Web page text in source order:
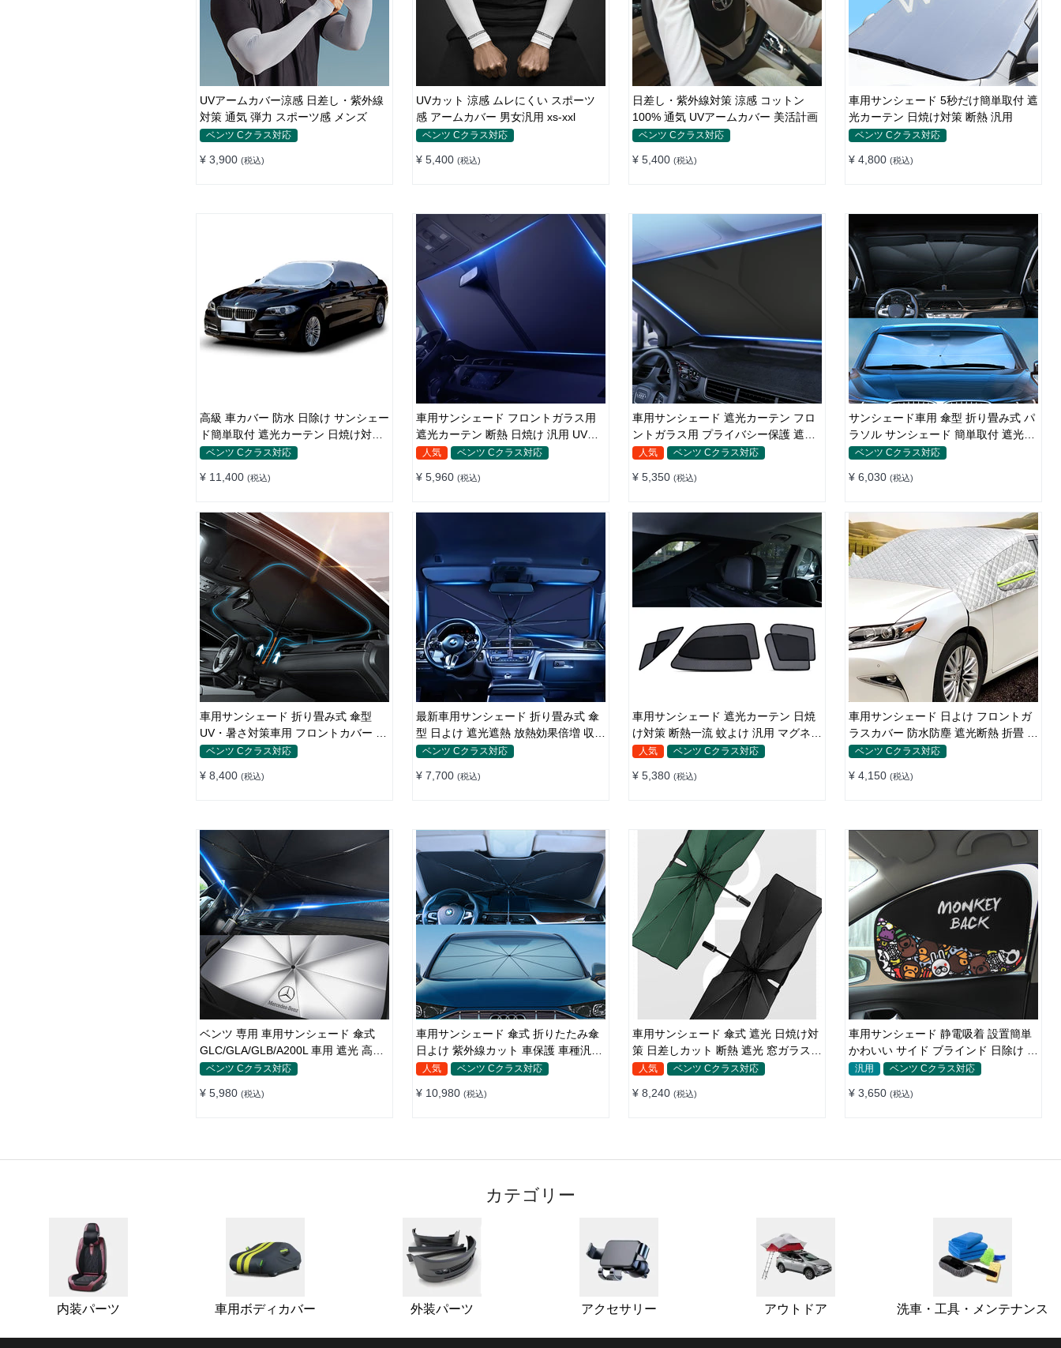
UVアームカバー涼感 日差し・紫外線
対策 通気 弾力 スポーツ感 メンズ
ベンツ Cクラス対応
¥ 3,900 (税込)
UVカット 涼感 ムレにくい スポーツ
感 アームカバー 男女汎用 xs-xxl
ベンツ Cクラス対応
¥ 5,400 (税込)
日差し・紫外線対策 涼感 コットン
100% 通気 UVアームカバー 美活計画
ベンツ Cクラス対応
¥ 5,400 (税込)
車用サンシェード 5秒だけ簡単取付 遮
光カーテン 日焼け対策 断熱 汎用
ベンツ Cクラス対応
¥ 4,800 (税込)
高級 車カバー 防水 日除け サンシェー
ド簡単取付 遮光カーテン 日焼け対策
断熱 汎用
ベンツ Cクラス対応
¥ 11,400 (税込)
車用サンシェード フロントガラス用
遮光カーテン 断熱 日焼け 汎用 UVカ
ット 取付簡単 収納便利
人気 ベンツ Cクラス対応
¥ 5,960 (税込)
車用サンシェード 遮光カーテン フロ
ントガラス用 プライバシー保護 遮熱
日よけ 省エネ
人気 ベンツ Cクラス対応
¥ 5,350 (税込)
サンシェード車用 傘型 折り畳み式 パ
ラソル サンシェード 簡単取付 遮光遮
熱 車窓日よけ UVカット
ベンツ Cクラス対応
¥ 6,030 (税込)
車用サンシェード 折り畳み式 傘型
UV・暑さ対策車用 フロントカバー 収
納簡単 おすすめ
ベンツ Cクラス対応
¥ 8,400 (税込)
最新車用サンシェード 折り畳み式 傘
型 日よけ 遮光遮熱 放熱効果倍増 収納
ポーチ付き
ベンツ Cクラス対応
¥ 7,700 (税込)
車用サンシェード 遮光カーテン 日焼
け対策 断熱一流 蚊よけ 汎用 マグネッ
ト付き 取付簡単
人気 ベンツ Cクラス対応
¥ 5,380 (税込)
車用サンシェード 日よけ フロントガ
ラスカバー 防水防塵 遮光断熱 折畳 収
納簡単 降雨雪対策
ベンツ Cクラス対応
¥ 4,150 (税込)
ベンツ 専用 車用サンシェード 傘式
GLC/GLA/GLB/A200L 車用 遮光 高密
度生地 日焼け対策 UVカット UPF50+
ベンツ Cクラス対応
¥ 5,980 (税込)
車用サンシェード 傘式 折りたたみ傘
日よけ 紫外線カット 車保護 車種汎用
収納便利
人気 ベンツ Cクラス対応
¥ 10,980 (税込)
車用サンシェード 傘式 遮光 日焼け対
策 日差しカット 断熱 遮光 窓ガラスブ
レーカー付き 汎用 簡単取り付け 収納
い
人気 ベンツ Cクラス対応
¥ 8,240 (税込)
車用サンシェード 静電吸着 設置簡単
かわいい サイド ブラインド 日除け 遮
光 遮熱 プライバシー保護
汎用 ベンツ Cクラス対応
¥ 3,650 (税込)
カテゴリー
内装パーツ 車用ボディカバー 外装パーツ アクセサリー アウトドア 洗車・工具・メンテナンス